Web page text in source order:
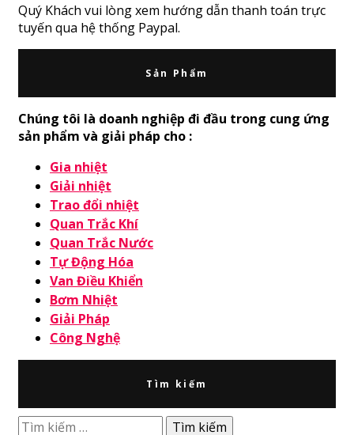
Quý Khách vui lòng xem hướng dẫn thanh toán trực
tuyến qua hệ thống Paypal.
Sản Phẩm
Chúng tôi là doanh nghiệp đi đầu trong cung ứng
sản phẩm và giải pháp cho :
Gia nhiệt
Giải nhiệt
Trao đổi nhiệt
Quan Trắc Khí
Quan Trắc Nước
Tự Động Hóa
Van Điều Khiển
Bơm Nhiệt
Giải Pháp
Công Nghệ
Tìm kiếm
Tìm